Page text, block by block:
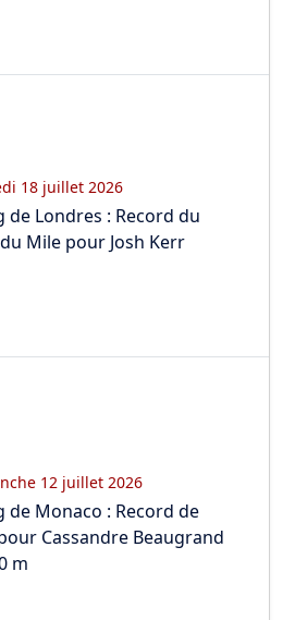
18 juillet 2026
de Londres : Record du
Mile pour Josh Kerr
12 juillet 2026
de Monaco : Record de
Cassandre Beaugrand
m